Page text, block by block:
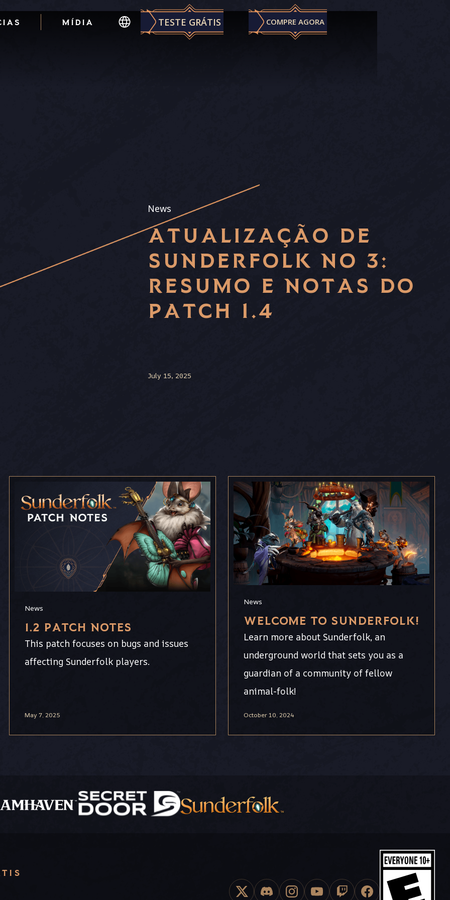
MÍDIA TESTE GRÁTIS COMPRE AGORA
News
ATUALIZAÇÃO DE
SUNDERFOLK NO 3:
RESUMO E NOTAS DO
PATCH 1.4
July 15, 2025
News
1.2 PATCH NOTES
This patch focuses on bugs and issues
affecting Sunderfolk players.
May 7, 2025
News
WELCOME TO SUNDERFOLK!
Learn more about Sunderfolk, an
underground world that sets you as a
guardian of a community of fellow
animal-folk!
October 10, 2024